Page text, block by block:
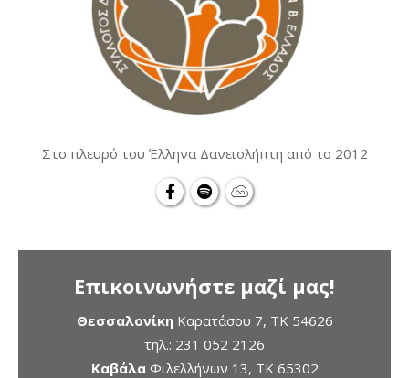
Στο πλευρό του Έλληνα Δανειολήπτη από το 2012
Επικοινωνήστε μαζί μας!
ΘεσσαλονίκηΚαρατάσου 7, TK 54626
τηλ.: 231 052 2126
ΚαβάλαΦιλελλήνων 13, ΤΚ 65302